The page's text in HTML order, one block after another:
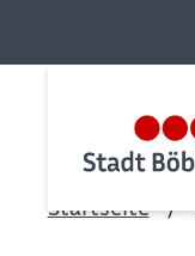
Startseite